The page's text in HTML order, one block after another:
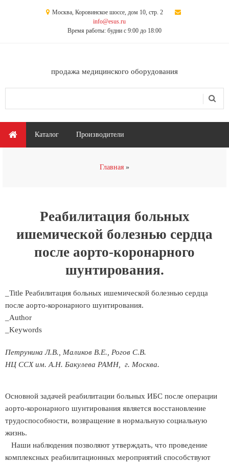
Москва, Коровинское шоссе, дом 10, стр. 2
info@esus.ru
Время работы: будни с 9:00 до 18:00
продажа медицинского оборудования
Главное меню
Каталог Производители
Главная
Реабилитация больных
ишемической болезнью сердца
после аорто-коронарного
шунтирования.
_Title Реабилитация больных ишемической болезнью сердца
после аорто-коронарного шунтирования.
_Author
_Keywords
Петрунина Л.В., Маликов В.Е., Рогов С.В.
НЦ ССХ им. А.Н. Бакулева РАМН, г. Москва.
Основной задачей реабилитации больных ИБС после операции
аорто-коронарного шунтирования является восстановление
трудоспособности, возвращение в нормальную социальную
жизнь.
Наши наблюдения позволяют утверждать, что проведение
комплексных реабилитационных мероприятий способствуют